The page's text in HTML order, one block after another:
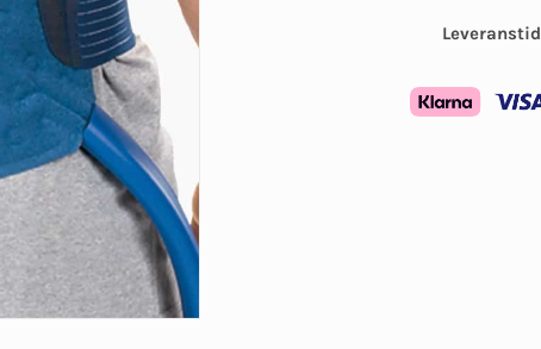
Leveranstid